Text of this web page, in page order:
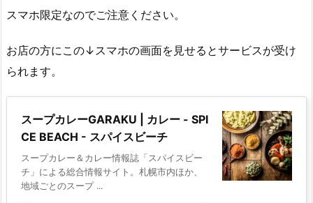
スマホ限定なのでご注意ください。
お店の方にこの↓スマホの画面を見せるとサービスが受け
られます。
スープカレーGARAKU | カレー - SPI
CE BEACH - スパイスビーチ
スープカレー＆カレー情報誌「スパイスビー
チ」による総合情報サイト。札幌市内ほか、
地域ごとのスープ ...